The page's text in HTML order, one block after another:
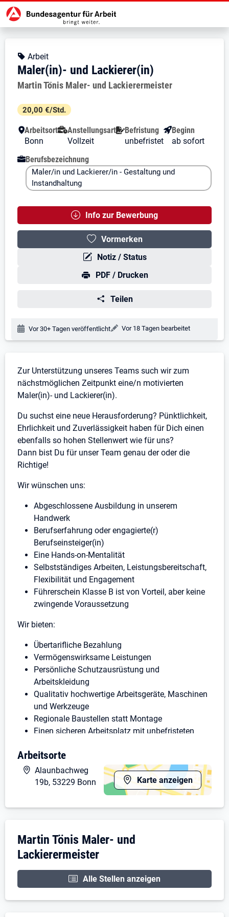
Zur Jobsuche Startseite
Stellendetails zu: Maler(in)- und
Maler(in)- und Lackierer(in)
Maler(in)- und Lackierer(in)
Kopfbereich
Angebotsart:
Arbeit
Maler(in)- und Lackierer(in)
Arbeitgeber:
Martin Tönis Maler- und Lackierermeister
Besondere Merkmale
20,00 €/Std.
Arbeitsort
Bonn
Anstellungsart
Vollzeit
Befristung
unbefristet
Beginn
ab sofort
Berufsbezeichnung
Maler/in und Lackierer/in - Gestaltung und
Instandhaltung
Info zur Bewerbung
Vormerken
Notiz / Status
PDF / Drucken
Teilen
Veröffentlichungsdatum:
Vor 30+ Tagen veröffentlicht Änderungsdatum:
Vor 18 Tagen bearbeitet
Stellenbeschreibung
Zur Unterstützung unseres Teams such wir zum
nächstmöglichen Zeitpunkt eine/n motivierten
Maler(in)- und Lackierer(in).
Du suchst eine neue Herausforderung? Pünktlichkeit,
Ehrlichkeit und Zuverlässigkeit haben für Dich einen
ebenfalls so hohen Stellenwert wie für uns?
Dann bist Du für unser Team genau der oder die
Richtige!
Wir wünschen uns:
Abgeschlossene Ausbildung in unserem
Handwerk
Berufserfahrung oder engagierte(r)
Berufseinsteiger(in)
Eine Hands-on-Mentalität
Selbstständiges Arbeiten, Leistungsbereitschaft,
Flexibilität und Engagement
Führerschein Klasse B ist von Vorteil, aber keine
zwingende Voraussetzung
Wir bieten:
Übertarifliche Bezahlung
Vermögenswirksame Leistungen
Persönliche Schutzausrüstung und
Arbeitskleidung
Qualitativ hochwertige Arbeitsgeräte, Maschinen
und Werkzeuge
Regionale Baustellen statt Montage
Einen sicheren Arbeitsplatz mit unbefristeten
Sympathisches und teamorientiertes
Arbeitsklima
Weiterentwicklungs- und
Fortbildungsmöglichkeiten
auch telefonisch oder per E-Mail an
info@malermeisterbonn.de
oder per Post an unsere Anschrift.
Maler- und Lackierermeister
Martin Tönis
Arbeitsorte
Karte anzeigen
Alaunbachweg
19b, 53229 Bonn
Unternehmensdarstellung: Martin Tönis
Martin Tönis Maler- und
Lackierermeister
Alle Stellen anzeigen